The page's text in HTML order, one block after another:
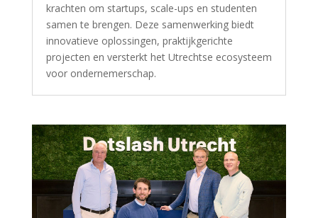
krachten om startups, scale-ups en studenten
samen te brengen. Deze samenwerking biedt
innovatieve oplossingen, praktijkgerichte
projecten en versterkt het Utrechtse ecosysteem
voor ondernemerschap.